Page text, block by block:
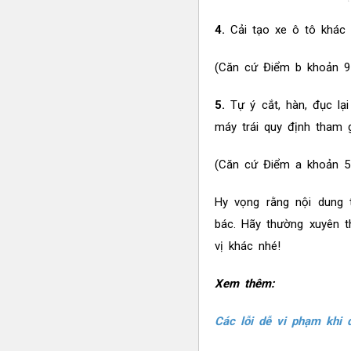
4. Cải tạo xe ô tô khác
(Căn cứ Điểm b khoản
5.Tự ý cắt, hàn, đục
máy trái quy định tham
(Căn cứ Điểm a khoản
Hy vọng rằng nội
bác. Hãy thường xuyên
vị khác nhé!
Xem thêm:
Các lỗi dễ vi phạm khi